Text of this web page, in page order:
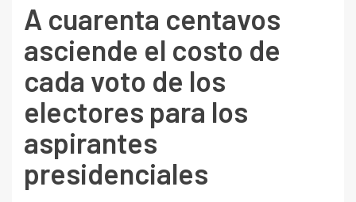
A cuarenta centavos
asciende el costo de
cada voto de los
electores para los
aspirantes
presidenciales